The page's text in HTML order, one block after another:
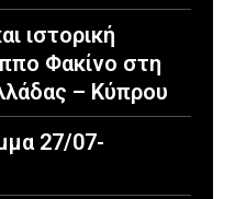
ιστορική
Φακίνο στη
– Κύπρου
27/07-